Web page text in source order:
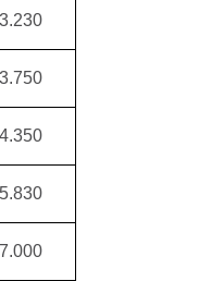
3.230
3.750
4.350
5.830
7.000